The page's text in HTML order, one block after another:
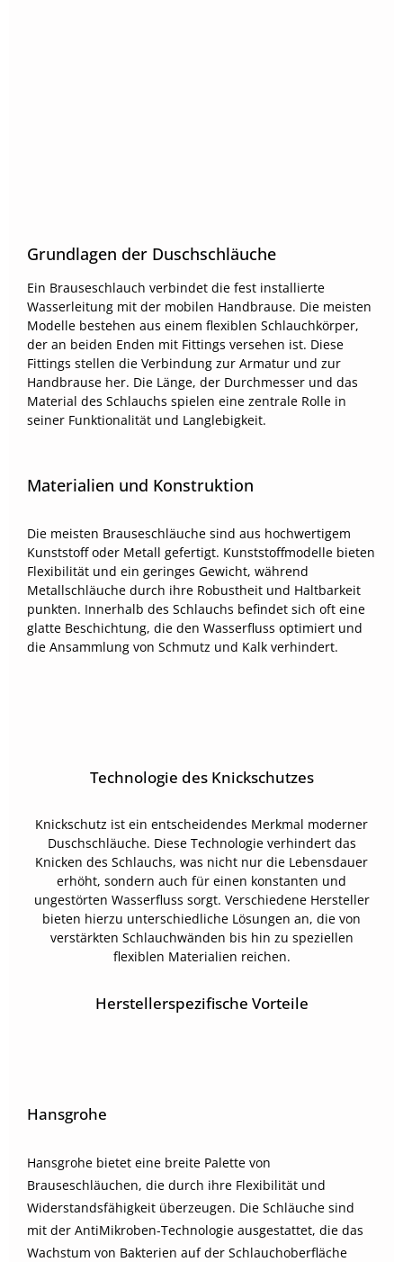
Grundlagen der Duschschläuche
Ein Brauseschlauch verbindet die fest installierte
Wasserleitung mit der mobilen Handbrause. Die meisten
Modelle bestehen aus einem flexiblen Schlauchkörper,
der an beiden Enden mit Fittings versehen ist. Diese
Fittings stellen die Verbindung zur Armatur und zur
Handbrause her. Die Länge, der Durchmesser und das
Material des Schlauchs spielen eine zentrale Rolle in
seiner Funktionalität und Langlebigkeit.
Materialien und Konstruktion
Die meisten Brauseschläuche sind aus hochwertigem
Kunststoff oder Metall gefertigt. Kunststoffmodelle bieten
Flexibilität und ein geringes Gewicht, während
Metallschläuche durch ihre Robustheit und Haltbarkeit
punkten. Innerhalb des Schlauchs befindet sich oft eine
glatte Beschichtung, die den Wasserfluss optimiert und
die Ansammlung von Schmutz und Kalk verhindert.
Technologie des Knickschutzes
Knickschutz ist ein entscheidendes Merkmal moderner
Duschschläuche. Diese Technologie verhindert das
Knicken des Schlauchs, was nicht nur die Lebensdauer
erhöht, sondern auch für einen konstanten und
ungestörten Wasserfluss sorgt. Verschiedene Hersteller
bieten hierzu unterschiedliche Lösungen an, die von
verstärkten Schlauchwänden bis hin zu speziellen
flexiblen Materialien reichen.
Herstellerspezifische Vorteile
Hansgrohe
Hansgrohe bietet eine breite Palette von
Brauseschläuchen, die durch ihre Flexibilität und
Widerstandsfähigkeit überzeugen. Die Schläuche sind
mit der AntiMikroben-Technologie ausgestattet, die das
Wachstum von Bakterien auf der Schlauchoberfläche